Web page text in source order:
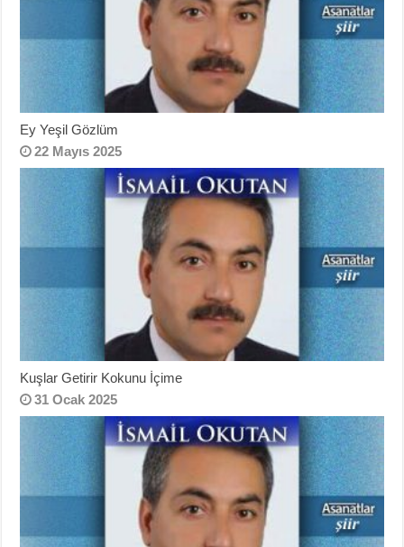
Ey Yeşil Gözlüm
22 Mayıs 2025
Kuşlar Getirir Kokunu İçime
31 Ocak 2025